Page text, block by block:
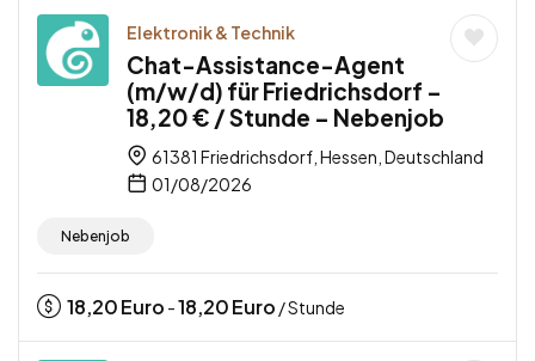
Elektronik & Technik
Chat-Assistance-Agent
(m/w/d) für Friedrichsdorf –
18,20 € / Stunde – Nebenjob
61381 Friedrichsdorf, Hessen, Deutschland
01/08/2026
Nebenjob
18,20Euro -18,20Euro / Stunde